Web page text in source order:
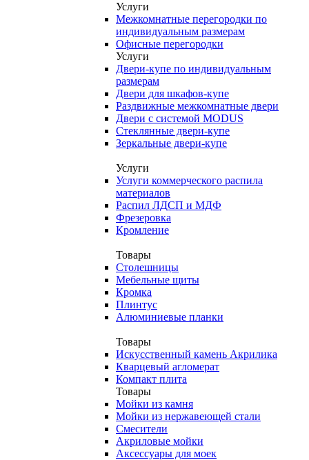
Услуги
Межкомнатные перегородки по
индивидуальным размерам
Офисные перегородки
Услуги
Двери-купе по индивидуальным
размерам
Двери для шкафов-купе
Раздвижные межкомнатные двери
Двери с системой MODUS
Стеклянные двери-купе
Зеркальные двери-купе
Услуги
Услуги коммерческого распила
материалов
Распил ЛДСП и МДФ
Фрезеровка
Кромление
Товары
Столешницы
Мебельные щиты
Кромка
Плинтус
Алюминиевые планки
Товары
Искусственный камень Акрилика
Кварцевый агломерат
Компакт плита
Товары
Мойки из камня
Мойки из нержавеющей стали
Смесители
Акриловые мойки
Аксессуары для моек